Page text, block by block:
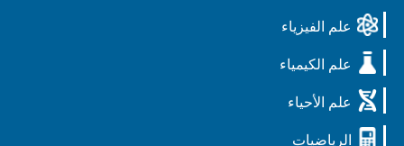
علم الفيزياء
علم الكيمياء
علم الأحياء
الرياضيات